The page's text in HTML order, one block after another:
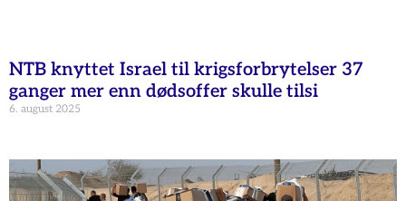
NTB knyttet Israel til krigsforbrytelser 37
ganger mer enn dødsoffer skulle tilsi
6. august 2025